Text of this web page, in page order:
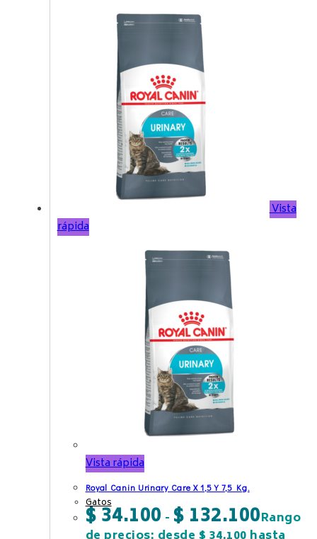
Vista
rápida
Vista rápida
Royal Canin Urinary Care X 1,5 Y 7,5 Kg.
Gatos
$34.100 - $132.100Rango